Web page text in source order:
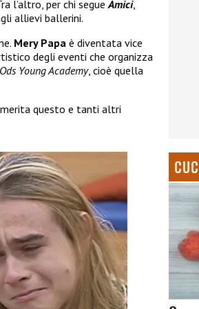
l’altro, per chi segueAmici,
allievi ballerini.
Mery Papa è diventata vice
degli eventi che organizza
Ods Young Academy, cioè quella
merita questo e tanti altri